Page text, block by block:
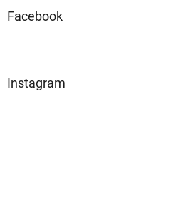
Facebook
Instagram